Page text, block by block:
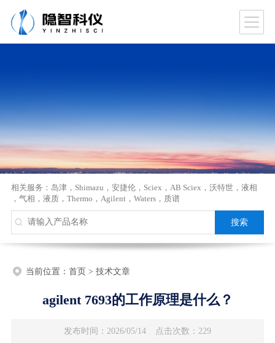
相关服务： 岛津， Shimazu ， 安捷伦， Sciex ， AB Sciex ， 沃特世， 液相
， 气相 ， 液质， Thermo ， Agilent ， Waters， 质谱
当前位置： 首页> 技术文章
agilent 7693的工作原理是什么？
发布时间：2026/05/14 点击次数：229